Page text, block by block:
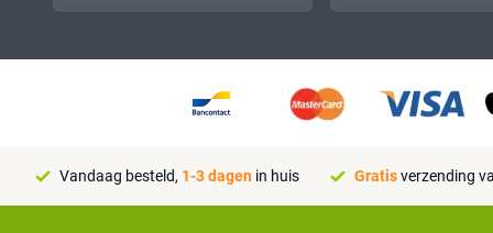
Vandaag besteld, 1-3 dagen in huis Gratisverzending